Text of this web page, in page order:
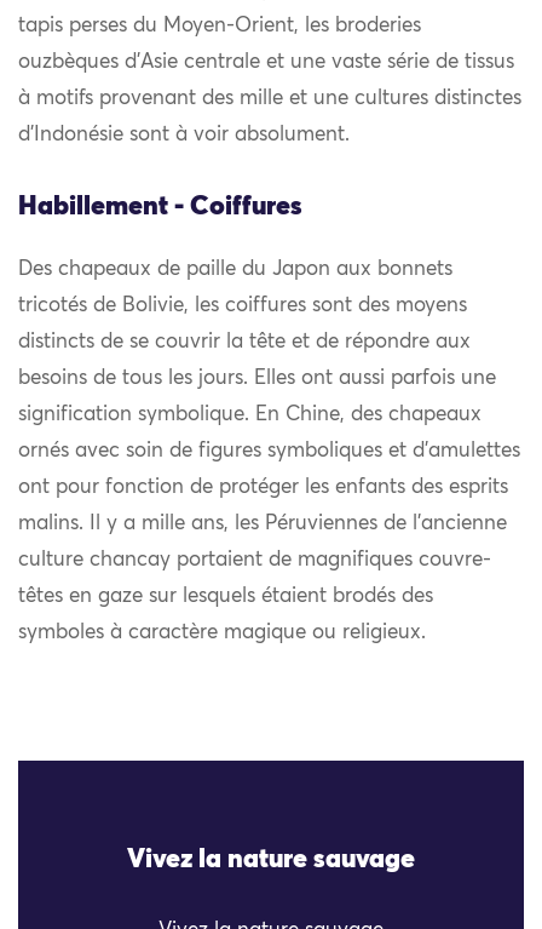
tapis perses du Moyen-Orient, les broderies
ouzbèques d’Asie centrale et une vaste série de tissus
à motifs provenant des mille et une cultures distinctes
d’Indonésie sont à voir absolument.
Habillement - Coiffures
Des chapeaux de paille du Japon aux bonnets
tricotés de Bolivie, les coiffures sont des moyens
distincts de se couvrir la tête et de répondre aux
besoins de tous les jours. Elles ont aussi parfois une
signification symbolique. En Chine, des chapeaux
ornés avec soin de figures symboliques et d’amulettes
ont pour fonction de protéger les enfants des esprits
malins. Il y a mille ans, les Péruviennes de l’ancienne
culture chancay portaient de magnifiques couvre-
têtes en gaze sur lesquels étaient brodés des
symboles à caractère magique ou religieux.
Vivez la nature sauvage